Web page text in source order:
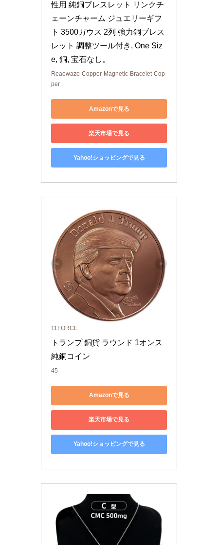
性用 純銅ブレスレット リンクチ
ェーンチャーム ジュエリーギフ
ト 3500ガウス 2列 強力銅ブレス
レット 調整ツール付き, One Siz
e, 銅, 宝石なし。
Reaowazo-Copper-Magnetic-Bracelet-Cop
per
Amazonで見る
楽天市場で見る
Yahoo!ショッピングで見る
11FORCE
トランプ 銅貨 ラウンド 1オンス
純銅コイン
45
Amazonで見る
楽天市場で見る
Yahoo!ショッピングで見る